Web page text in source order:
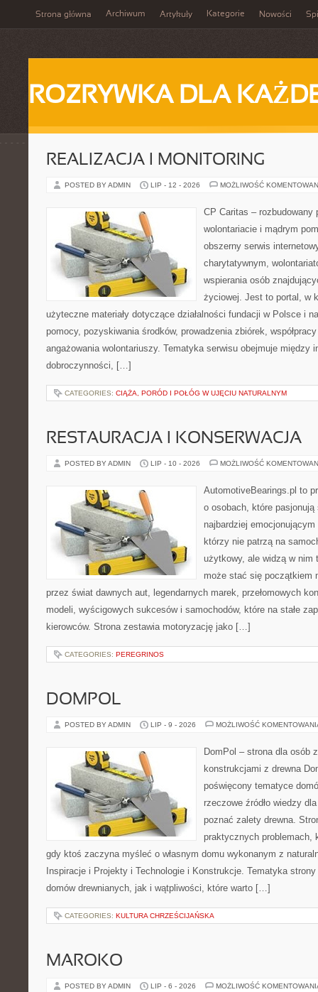
Strona główna Archiwum Artykuły Kategorie Nowości
ROZRYWKA DLA
REALIZACJA I MONITORING
POSTED BY ADMIN LIP - 12 - 2026 MOŻLIWOŚĆ
CP Caritas – rozbudowany
wolontariacie i mądrym
obszerny serwis
charytatywnym,
wspierania osób
życiowej. Jest to portal, w
użyteczne materiały dotyczące działalności fundacji w Polsce i
pomocy, pozyskiwania środków, prowadzenia zbiórek,
angażowania wolontariuszy. Tematyka serwisu obejmuje między
dobroczynności, […]
CATEGORIES: CIĄŻA, PORÓD I POŁÓG W UJĘCIU NATURALNYM
RESTAURACJA I KONSERWACJA
POSTED BY ADMIN LIP - 10 - 2026 MOŻLIWOŚĆ
AutomotiveBearings.pl to
o osobach, które
najbardziej
którzy nie patrzą na
użytkowy, ale widzą w nim
może stać się początkiem
przez świat dawnych aut, legendarnych marek, przełomowych
modeli, wyścigowych sukcesów i samochodów, które na stałe
kierowców. Strona zestawia motoryzację jako […]
CATEGORIES: PEREGRINOS
DOMPOL
POSTED BY ADMIN LIP - 9 - 2026 MOŻLIWOŚĆ
DomPol – strona dla osób
konstrukcjami z drewna
poświęcony tematyce
rzeczowe źródło wiedzy
poznać zalety drewna.
praktycznych problemach,
gdy ktoś zaczyna myśleć o własnym domu wykonanym z
Inspiracje i Projekty i Technologie i Konstrukcje. Tematyka
domów drewnianych, jak i wątpliwości, które warto […]
CATEGORIES: KULTURA CHRZEŚCIJAŃSKA
MAROKO
POSTED BY ADMIN LIP - 6 - 2026 MOŻLIWOŚĆ